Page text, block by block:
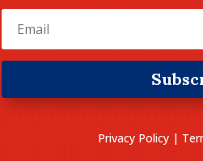
Privacy Policy|